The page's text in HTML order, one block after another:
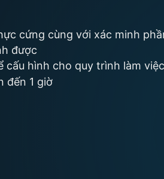
cứng cùng với xác minh
được
cấu hình cho quy trình làm
đến 1 giờ